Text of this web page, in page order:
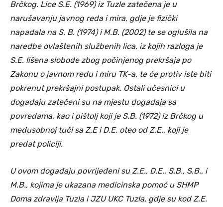
Brčkog. Lice S.E. (1969) iz Tuzle zatečena je u
narušavanju javnog reda i mira, gdje je fizički
napadala na S. B. (1974) i M.B. (2002) te se oglušila na
naredbe ovlaštenih službenih lica, iz kojih razloga je
S.E. lišena slobode zbog počinjenog prekršaja po
Zakonu o javnom redu i miru TK-a, te će protiv iste biti
pokrenut prekršajni postupak. Ostali učesnici u
događaju zatečeni su na mjestu događaja sa
povredama, kao i pištolj koji je S.B. (1972) iz Brčkog u
međusobnoj tuči sa Z.E i D.E. oteo od Z.E., koji je
predat policiji.
U ovom događaju povrijeđeni su Z.E., D.E., S.B., S.B., i
M.B., kojima je ukazana medicinska pomoć u SHMP
Doma zdravlja Tuzla i JZU UKC Tuzla, gdje su kod Z.E.